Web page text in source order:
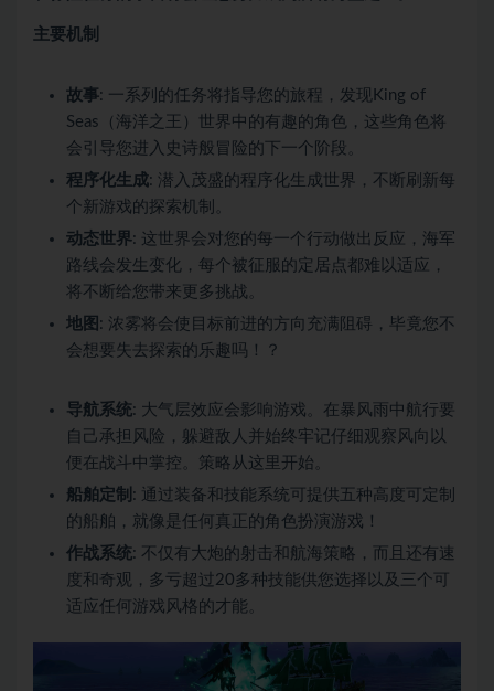
主要机制
故事: 一系列的任务将指导您的旅程，发现King of
Seas（海洋之王）世界中的有趣的角色，这些角色将
会引导您进入史诗般冒险的下一个阶段。
程序化生成: 潜入茂盛的程序化生成世界，不断刷新每
个新游戏的探索机制。
动态世界: 这世界会对您的每一个行动做出反应，海军
路线会发生变化，每个被征服的定居点都难以适应，
将不断给您带来更多挑战。
地图 : 浓雾将会使目标前进的方向充满阻碍，毕竟您不
会想要失去探索的乐趣吗！？
导航系统: 大气层效应会影响游戏。在暴风雨中航行要
自己承担风险，躲避敌人并始终牢记仔细观察风向以
便在战斗中掌控。策略从这里开始。
船舶定制 : 通过装备和技能系统可提供五种高度可定制
的船舶，就像是任何真正的角色扮演游戏！
作战系统: 不仅有大炮的射击和航海策略，而且还有速
度和奇观，多亏超过20多种技能供您选择以及三个可
适应任何游戏风格的才能。